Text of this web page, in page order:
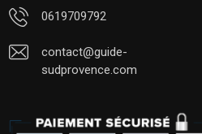
0619709792
contact@guide-
sudprovence.com